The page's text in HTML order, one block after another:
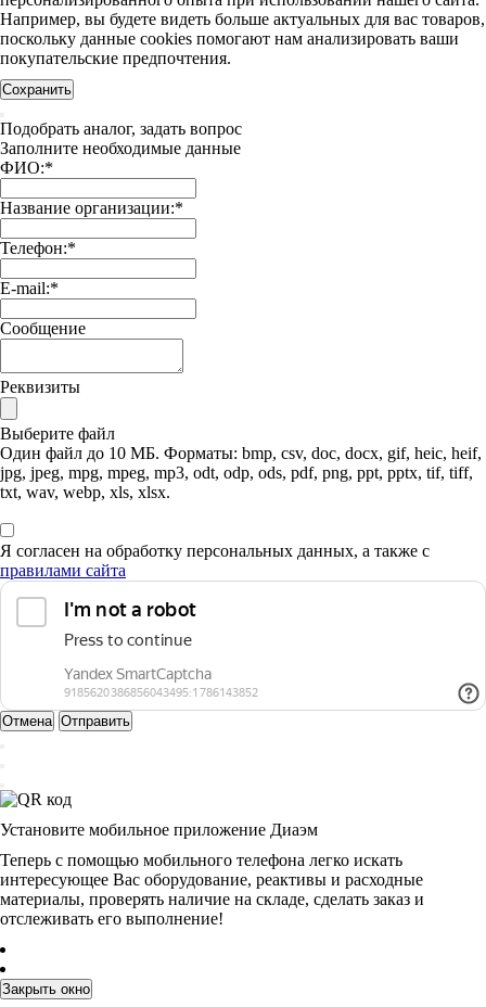
Например, вы будете видеть больше актуальных для вас товаров,
поскольку данные cookies помогают нам анализировать ваши
покупательские предпочтения.
Сохранить
Подобрать аналог, задать вопрос
Заполните необходимые данные
ФИО:*
Название организации:*
Телефон:*
E-mail:*
Сообщение
Реквизиты
Выберите файл
Один файл до 10 МБ. Форматы: bmp, csv, doc, docx, gif, heic, heif,
jpg, jpeg, mpg, mpeg, mp3, odt, odp, ods, pdf, png, ppt, pptx, tif, tiff,
txt, wav, webp, xls, xlsx.
Я согласен на обработку персональных данных, а также с
правилами сайта
Отмена Отправить
Установите мобильное приложение Диаэм
Теперь с помощью мобильного телефона легко искать
интересующее Вас оборудование, реактивы и расходные
материалы, проверять наличие на складе, сделать заказ и
отслеживать его выполнение!
Закрыть окно